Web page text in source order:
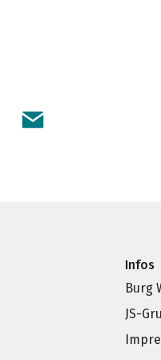
Infos
Burg
JS-